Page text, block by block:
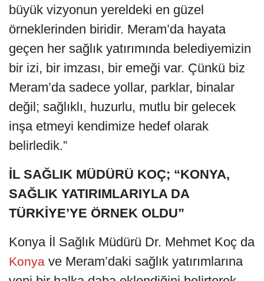
büyük vizyonun yereldeki en güzel
örneklerinden biridir. Meram’da hayata
geçen her sağlık yatırımında belediyemizin
bir izi, bir imzası, bir emeği var. Çünkü biz
Meram’da sadece yollar, parklar, binalar
değil; sağlıklı, huzurlu, mutlu bir gelecek
inşa etmeyi kendimize hedef olarak
belirledik.”
İL SAĞLIK MÜDÜRÜ KOÇ; “KONYA,
SAĞLIK YATIRIMLARIYLA DA
TÜRKİYE’YE ÖRNEK OLDU”
Konya İl Sağlık Müdürü Dr. Mehmet Koç da
Konya ve Meram’daki sağlık yatırımlarına